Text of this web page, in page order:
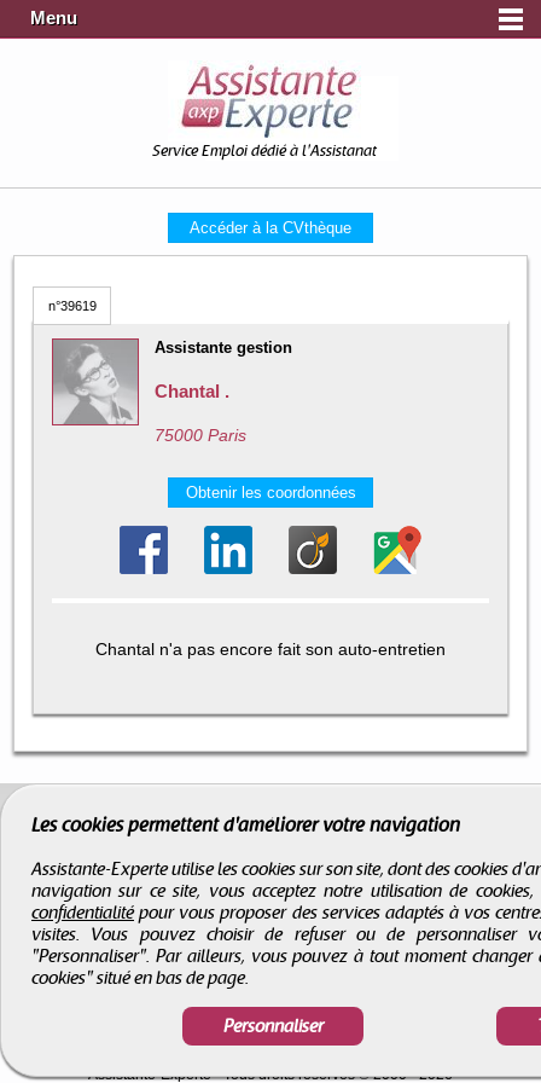
Menu
Service Emploi dédié à l'Assistanat
Accéder à la CVthèque
n°39619
Assistante gestion
Chantal .
75000 Paris
Obtenir les coordonnées
Chantal n'a pas encore fait son auto-entretien
-Infos légales-Droits d'auteur
Assistante-Experte- Tous droits réservés © 2000 - 2026
Les cookies permettent d'améliorer votre navigation
Assistante-Experte utilise les cookies sur son site, dont des cookies
navigation sur ce site, vous acceptez notre utilisation de
confidentialitépour vous proposer des services adaptés à vos
visites. Vous pouvez choisir de refuser ou de
"Personnaliser". Par ailleurs, vous pouvez à tout moment
cookies" situé en bas de page.
Personnaliser